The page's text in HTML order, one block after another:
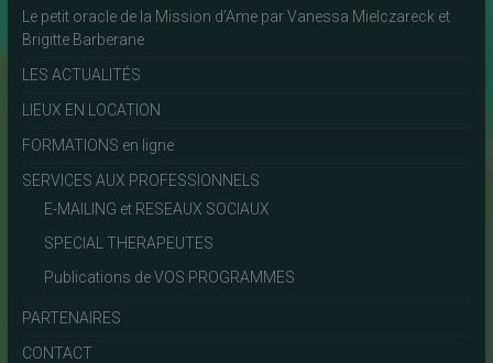
Le petit oracle de la Mission d’Ame par Vanessa Mielczareck et
Brigitte Barberane
LES ACTUALITÉS
LIEUX EN LOCATION
FORMATIONS en ligne
SERVICES AUX PROFESSIONNELS
E-MAILING et RESEAUX SOCIAUX
SPECIAL THERAPEUTES
Publications de VOS PROGRAMMES
PARTENAIRES
CONTACT